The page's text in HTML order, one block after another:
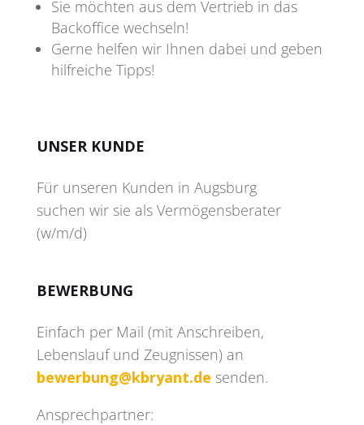
Sie möchten aus dem Vertrieb in das
Backoffice wechseln!
Gerne helfen wir Ihnen dabei und geben
hilfreiche Tipps!
UNSER KUNDE
Für unseren Kunden in Augsburg
suchen wir sie als Vermögensberater
(w/m/d)
BEWERBUNG
Einfach per Mail (mit Anschreiben,
Lebenslauf und Zeugnissen) an
bewerbung@kbryant.de senden.
Ansprechpartner: